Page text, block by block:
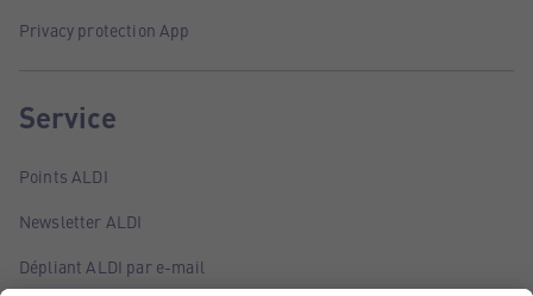
Privacy protection App
Service
Points ALDI
Newsletter ALDI
Dépliant ALDI par e-mail